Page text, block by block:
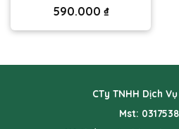
590.000 ₫
CTy TNHH Dịch
Mst: